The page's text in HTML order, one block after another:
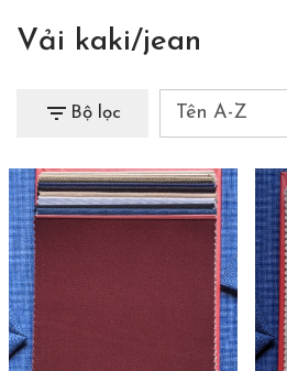
Vải kaki/jean
filter_list Bộ lọc